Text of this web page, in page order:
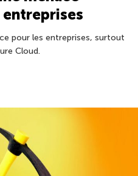
pour les entreprises, surtout
Cloud.